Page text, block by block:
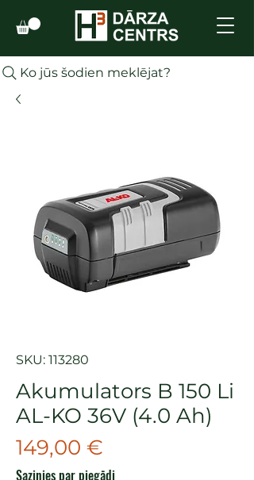
Ko jūs šodien meklējat?
SKU: 113280
Akumulators B 150 Li
AL-KO 36V (4.0 Ah)
149,00 €
Sazinies par piegādi